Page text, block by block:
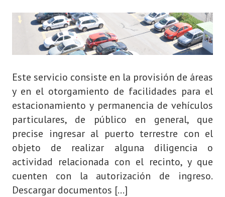
Este servicio consiste en la provisión de áreas
y en el otorgamiento de facilidades para el
estacionamiento y permanencia de vehículos
particulares, de público en general, que
precise ingresar al puerto terrestre con el
objeto de realizar alguna diligencia o
actividad relacionada con el recinto, y que
cuenten con la autorización de ingreso.
Descargar documentos […]